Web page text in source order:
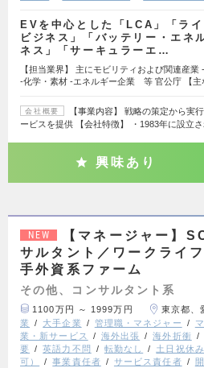
EVを中心とした「LCA」「ライ
ビジネス」「バッテリー・エネ
ネス」「サーキュラーエ…
【担当業界】 主にモビリティおよび関連産業
‐化学・素材 ‐エネルギー企業 等 官公庁 【
会社概要
【事業内容】 戦略の策定から実
ービスを提供 【会社特徴】 ・1983年に設立
興味あり
NEW
【マネージャー】
サルタント／ワークライ
手外資系ファーム
その他、コンサルタント系
1100万円 ～ 1999万円 東京都、
業
大手企業 管理職・マネジャー
業・新サービス
海外出張 海外折衝
要
英語力不問 転勤なし 土日祝休み
可）
事業責任者 サービス責任者